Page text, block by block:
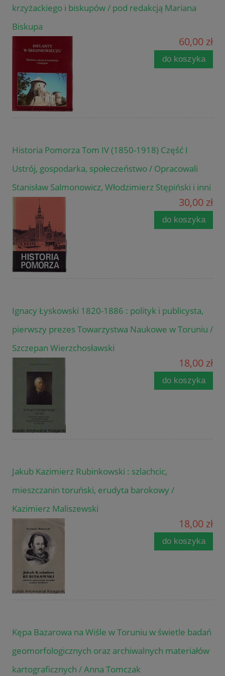
krzyżackiego i biskupów / pod redakcją Mariana
Biskupa
60,00 zł
do koszyka
Historia Pomorza Tom IV (1850-1918) Część I
Ustrój, gospodarka, społeczeństwo / Opracowali
Stanisław Salmonowicz, Włodzimierz Stępiński i inni
30,00 zł
do koszyka
Ignacy Łyskowski 1820-1886 : polityk i publicysta,
pierwszy prezes Towarzystwa Naukowe w Toruniu /
Szczepan Wierzchosławski
18,00 zł
do koszyka
Jakub Kazimierz Rubinkowski : szlachcic,
mieszczanin toruński, erudyta barokowy /
Kazimierz Maliszewski
18,00 zł
do koszyka
Kępa Bazarowa na Wiśle w Toruniu w świetle badań
geomorfologicznych oraz archiwalnych materiałów
kartograficznych / Anna Tomczak